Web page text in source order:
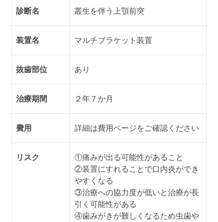
診断名 叢生を伴う上顎前突
装置名 マルチブラケット装置
抜歯部位 あり
治療期間 ２年７か月
費用 詳細は費用ページをご確認ください
リスク
①痛みが出る可能性があること
②装置にすれることで口内炎ができ
やすくなる
③治療への協力度が低いと治療が長
引く可能性がある
④歯みがきが難しくなるため虫歯や